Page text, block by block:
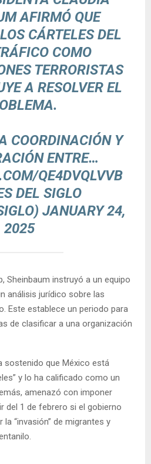
AFIRMÓ QUE
CÁRTELES DEL
COMO
TERRORISTAS
A RESOLVER EL
COORDINACIÓN Y
ENTRE…
QE4DVQLVVB
DEL SIGLO
JANUARY 24,
2025
Sheinbaum instruyó a un equipo
análisis jurídico sobre las
Este establece un periodo para
de clasificar a una organización
sostenido que México está
y lo ha calificado como un
amenazó con imponer
del 1 de febrero si el gobierno
“invasión” de migrantes y